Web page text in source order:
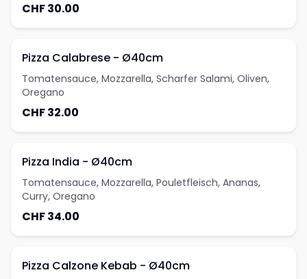
CHF 30.00
Pizza Calabrese - Ø40cm
Tomatensauce, Mozzarella, Scharfer Salami, Oliven,
Oregano
CHF 32.00
Pizza India - Ø40cm
Tomatensauce, Mozzarella, Pouletfleisch, Ananas,
Curry, Oregano
CHF 34.00
Pizza Calzone Kebab - Ø40cm